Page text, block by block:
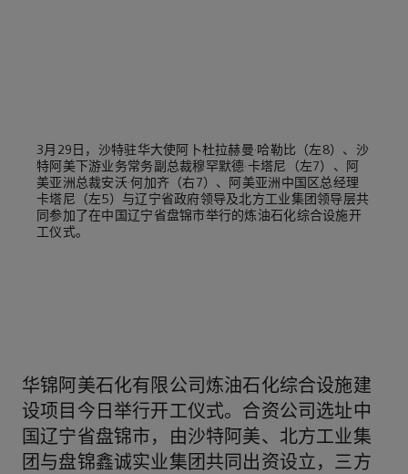
3月29日，沙特驻华大使阿卜杜拉赫曼·哈勒比（左8）、沙
特阿美下游业务常务副总裁穆罕默德·卡塔尼（左7）、阿
美亚洲总裁安沃·何加齐（右7）、阿美亚洲中国区总经理
卡塔尼（左5）与辽宁省政府领导及北方工业集团领导层共
同参加了在中国辽宁省盘锦市举行的炼油石化综合设施开
工仪式。
华锦阿美石化有限公司炼油石化综合设施建
设项目今日举行开工仪式。合资公司选址中
国辽宁省盘锦市，由沙特阿美、北方工业集
团与盘锦鑫诚实业集团共同出资设立，三方